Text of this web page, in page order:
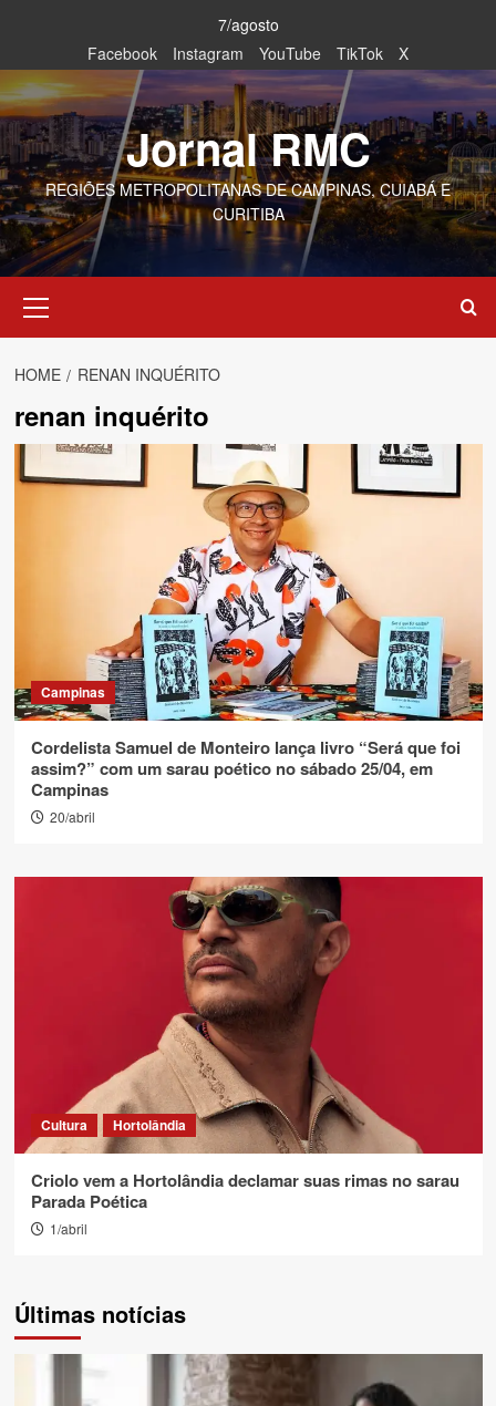
content
7/agosto
Facebook
Instagram YouTube TikTok X
Jornal RMC
REGIÕES METROPOLITANAS DE CAMPINAS, CUIABÁ E
CURITIBA
Menu
HOME RENAN INQUÉRITO
renan inquérito
Campinas
Cordelista Samuel de Monteiro lança livro “Será que foi
assim?” com um sarau poético no sábado 25/04, em
Campinas
20/abril
Cultura Hortolândia
Criolo vem a Hortolândia declamar suas rimas no sarau
Parada Poética
1/abril
Últimas notícias